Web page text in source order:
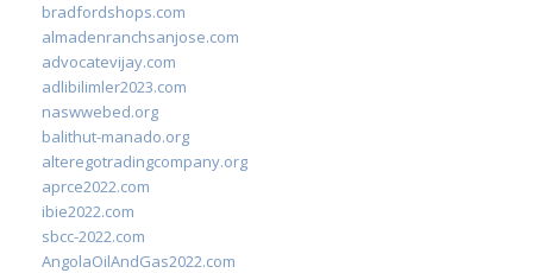
bradfordshops.com
almadenranchsanjose.com
advocatevijay.com
adlibilimler2023.com
naswwebed.org
balithut-manado.org
alteregotradingcompany.org
aprce2022.com
ibie2022.com
sbcc-2022.com
AngolaOilAndGas2022.com